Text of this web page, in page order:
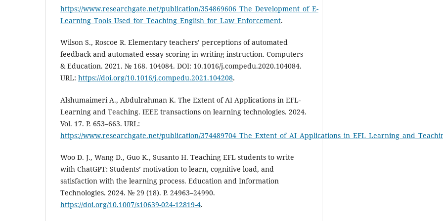
https://www.researchgate.net/publication/354869606_The_Development_of_E-
Learning_Tools_Used_for_Teaching_English_for_Law_Enforcement.
Wilson S., Roscoe R. Elementary teachers’ perceptions of automated
feedback and automated essay scoring in writing instruction. Computers
& Education. 2021. № 168. 104084. DOI: 10.1016/j.compedu.2020.104084.
URL: https://doi.org/10.1016/j.compedu.2021.104208.
Alshumaimeri A., Abdulrahman K. The Extent of AI Applications in EFL-
Learning and Teaching. IEEE transactions on learning technologies. 2024.
Vol. 17. P. 653–663. URL:
https://www.researchgate.net/publication/
Woo D. J., Wang D., Guo K., Susanto H. Teaching EFL students to write
with ChatGPT: Students’ motivation to learn, cognitive load, and
satisfaction with the learning process. Education and Information
Technologies. 2024. № 29 (18). P. 24963–24990.
https://doi.org/10.1007/s10639-024-12819-4.